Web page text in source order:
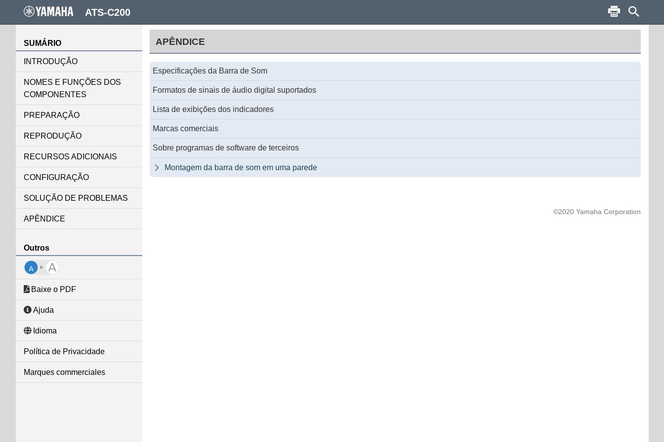
SUMÁRIO
INTRODUÇÃO
NOMES E FUNÇÕES DOS
COMPONENTES
PREPARAÇÃO
REPRODUÇÃO
RECURSOS ADICIONAIS
CONFIGURAÇÃO
SOLUÇÃO DE PROBLEMAS
APÊNDICE
Outros
Baixe o PDF
Ajuda
Idioma
Política de Privacidade
Marques commerciales
APÊNDICE
Especificações da Barra de Som
Formatos de sinais de áudio digital suportados
Lista de exibições dos indicadores
Marcas comerciais
Sobre programas de software de terceiros
 Montagem da barra de som em uma parede
©2020 Yamaha Corporation
ATS-C200